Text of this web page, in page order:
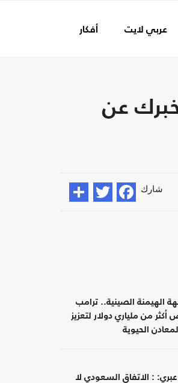
عربي لايت أفكار
عن
شارك
الهيمنة الصينية.. ترامب
من ملياري دولار لتعزيز
المعادن الحيوية
عبري: : الاتفاق السعودي لا